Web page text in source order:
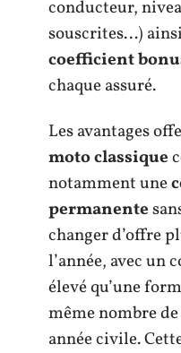
conducteur,
souscrites…)
coefficient
chaque assuré.
Les avantages
moto classique
notamment une
permanente
changer d’offre
l’année, avec un
élevé qu’une
même nombre
année civile.